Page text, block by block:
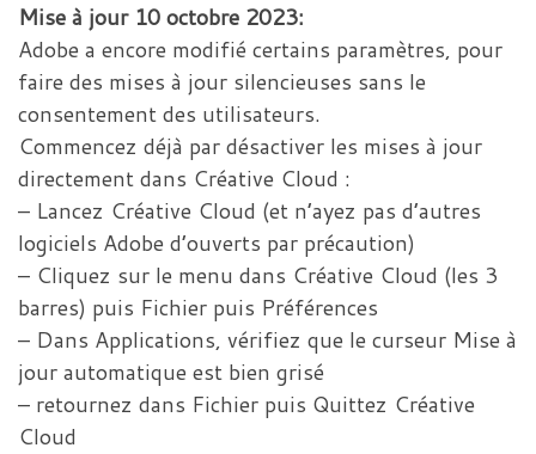
Mise à jour 10 octobre 2023:
Adobe a encore modifié certains paramètres, pour
faire des mises à jour silencieuses sans le
consentement des utilisateurs.
Commencez déjà par désactiver les mises à jour
directement dans Créative Cloud :
– Lancez Créative Cloud (et n’ayez pas d’autres
logiciels Adobe d’ouverts par précaution)
– Cliquez sur le menu dans Créative Cloud (les 3
barres) puis Fichier puis Préférences
– Dans Applications, vérifiez que le curseur Mise à
jour automatique est bien grisé
– retournez dans Fichier puis Quittez Créative
Cloud